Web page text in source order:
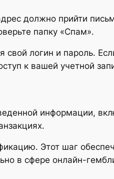
должно прийти
папку «Спам».
логин и пароль.
к вашей учетной
информации,
Этот шаг
в сфере онлайн-